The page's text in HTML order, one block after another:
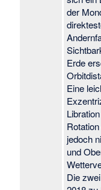
der
Erde
Eine
jedoch
und
Die